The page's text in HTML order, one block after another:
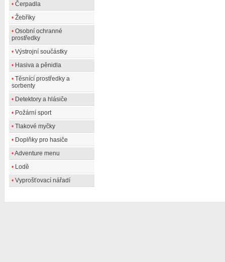
• Čerpadla
• Žebříky
• Osobní ochranné
prostředky
• Výstrojní součástky
• Hasiva a pěnidla
• Těsnící prostředky a
sorbenty
• Detektory a hlásiče
• Požární sport
• Tlakové myčky
• Doplňky pro hasiče
•Adventure menu
• Lodě
• Vyprošťovací nářadí